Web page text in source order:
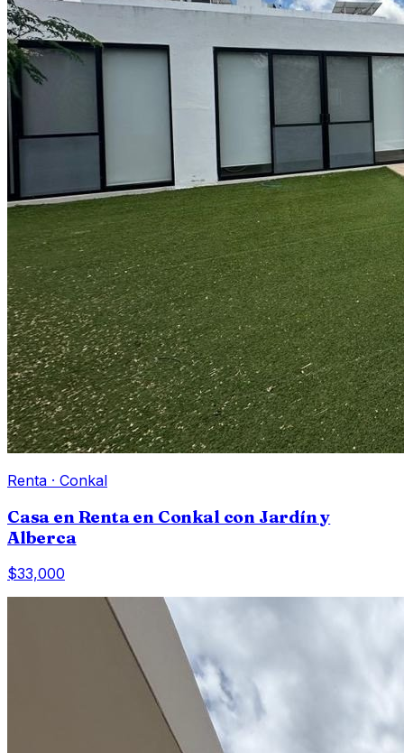
Renta · Conkal
Casa en Renta en Conkal con Jardín y
Alberca
$33,000